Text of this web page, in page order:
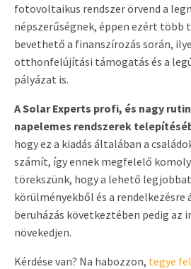
fotovoltaikus rendszer örvend a
népszerűségnek, éppen ezért több
bevethető a finanszírozás során,
otthonfelújítási támogatás és a
pályázat is.
A Solar Experts profi, és nagy
napelemes rendszerek
hogy ez a kiadás általában a
számít, így ennek megfelelő
törekszünk, hogy a lehető
körülményekből és a rendelkezésre
beruházás következtében pedig az
növekedjen.
Kérdése van? Na habozzon, tegye fel